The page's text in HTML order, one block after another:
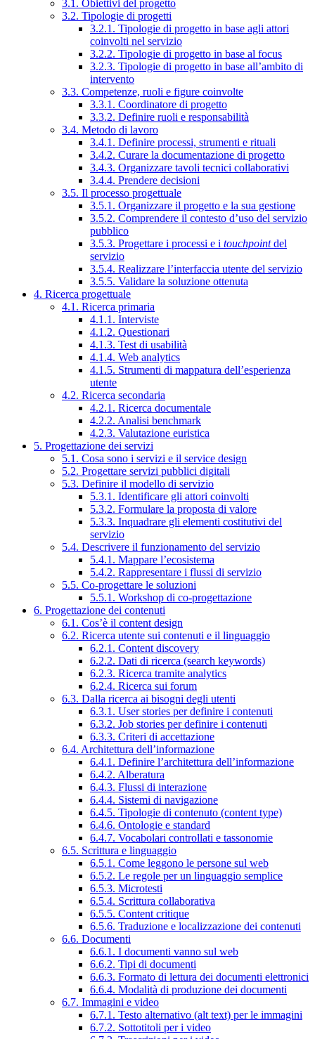
3.1. Obiettivi del progetto
3.2. Tipologie di progetti
3.2.1. Tipologie di progetto in base agli attori
coinvolti nel servizio
3.2.2. Tipologie di progetto in base al focus
3.2.3. Tipologie di progetto in base all’ambito di
intervento
3.3. Competenze, ruoli e figure coinvolte
3.3.1. Coordinatore di progetto
3.3.2. Definire ruoli e responsabilità
3.4. Metodo di lavoro
3.4.1. Definire processi, strumenti e rituali
3.4.2. Curare la documentazione di progetto
3.4.3. Organizzare tavoli tecnici collaborativi
3.4.4. Prendere decisioni
3.5. Il processo progettuale
3.5.1. Organizzare il progetto e la sua gestione
3.5.2. Comprendere il contesto d’uso del servizio
pubblico
3.5.3. Progettare i processi e i touchpointdel
servizio
3.5.4. Realizzare l’interfaccia utente del servizio
3.5.5. Validare la soluzione ottenuta
4. Ricerca progettuale
4.1. Ricerca primaria
4.1.1. Interviste
4.1.2. Questionari
4.1.3. Test di usabilità
4.1.4. Web analytics
4.1.5. Strumenti di mappatura dell’esperienza
utente
4.2. Ricerca secondaria
4.2.1. Ricerca documentale
4.2.2. Analisi benchmark
4.2.3. Valutazione euristica
5. Progettazione dei servizi
5.1. Cosa sono i servizi e il service design
5.2. Progettare servizi pubblici digitali
5.3. Definire il modello di servizio
5.3.1. Identificare gli attori coinvolti
5.3.2. Formulare la proposta di valore
5.3.3. Inquadrare gli elementi costitutivi del
servizio
5.4. Descrivere il funzionamento del servizio
5.4.1. Mappare l’ecosistema
5.4.2. Rappresentare i flussi di servizio
5.5. Co-progettare le soluzioni
5.5.1. Workshop di co-progettazione
6. Progettazione dei contenuti
6.1. Cos’è il content design
6.2. Ricerca utente sui contenuti e il linguaggio
6.2.1. Content discovery
6.2.2. Dati di ricerca (search keywords)
6.2.3. Ricerca tramite analytics
6.2.4. Ricerca sui forum
6.3. Dalla ricerca ai bisogni degli utenti
6.3.1. User stories per definire i contenuti
6.3.2. Job stories per definire i contenuti
6.3.3. Criteri di accettazione
6.4. Architettura dell’informazione
6.4.1. Definire l’architettura dell’informazione
6.4.2. Alberatura
6.4.3. Flussi di interazione
6.4.4. Sistemi di navigazione
6.4.5. Tipologie di contenuto (content type)
6.4.6. Ontologie e standard
6.4.7. Vocabolari controllati e tassonomie
6.5. Scrittura e linguaggio
6.5.1. Come leggono le persone sul web
6.5.2. Le regole per un linguaggio semplice
6.5.3. Microtesti
6.5.4. Scrittura collaborativa
6.5.5. Content critique
6.5.6. Traduzione e localizzazione dei contenuti
6.6. Documenti
6.6.1. I documenti vanno sul web
6.6.2. Tipi di documenti
6.6.3. Formato di lettura dei documenti elettronici
6.6.4. Modalità di produzione dei documenti
6.7. Immagini e video
6.7.1. Testo alternativo (alt text) per le immagini
6.7.2. Sottotitoli per i video